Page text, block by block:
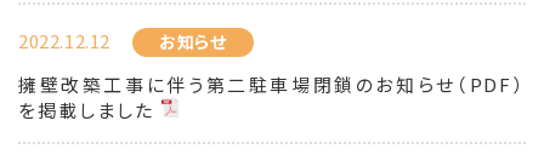
2022.12.12 お知らせ
擁壁改築工事に伴う第二駐車場閉鎖のお知らせ（PDF）
を掲載しました